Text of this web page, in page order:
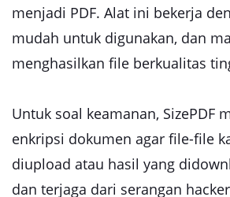
menjadi PDF. Alat ini bekerja
mudah untuk digunakan, dan
menghasilkan file berkualitas
Untuk soal keamanan, SizePDF
enkripsi dokumen agar file-file
diupload atau hasil yang
dan terjaga dari serangan